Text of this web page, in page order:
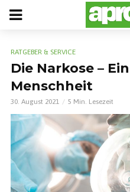
RATGEBER & SERVICE
Die Narkose –
Menschheit
30. August 2021 5 Min. Lesezeit